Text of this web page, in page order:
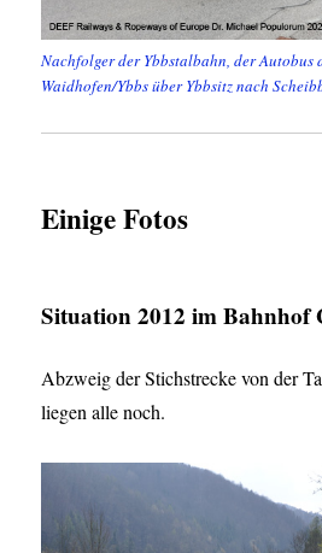
Nachfolger der Ybbstalbahn, der Autobus
Waidhofen/Ybbs über Ybbsitz nach
Einige Fotos
Situation 2012 im Bahnhof
Abzweig der Stichstrecke von der
liegen alle noch.